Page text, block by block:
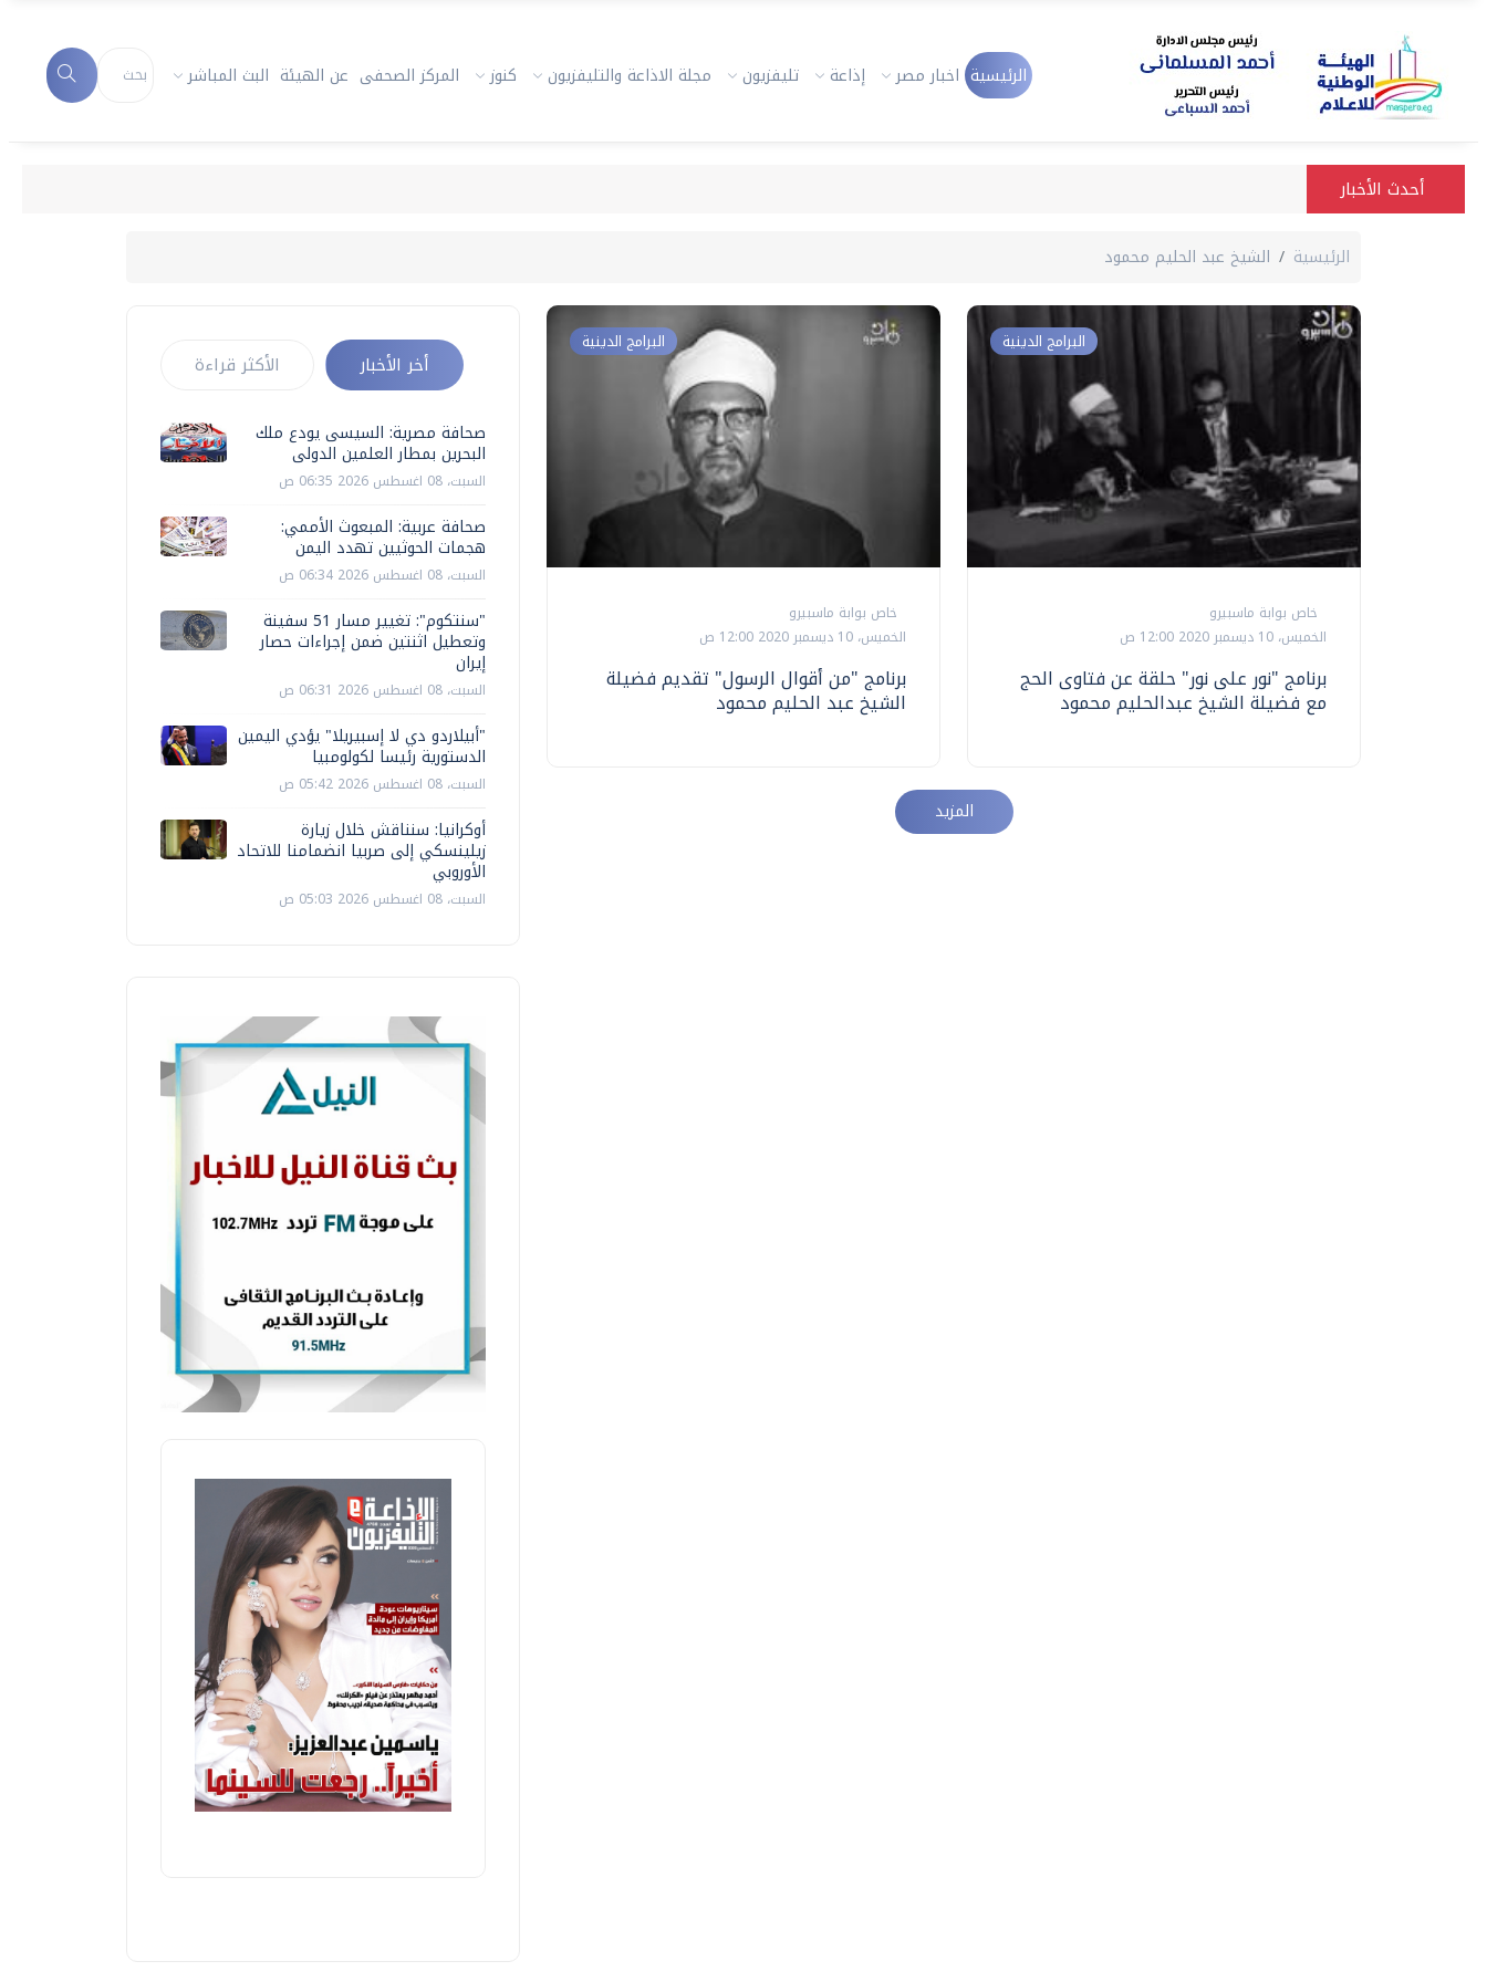
الرئيسية اخبار مصر إذاعة تليفزيون مجلة الاذاعة والتليفزيون كنوز المركز الصحفى عن الهيئة البث المباشر
أحدث الأخبار
الرئيسية الشيخ عبد الحليم محمود
البرامج الدينية
خاص بوابة ماسبيرو
الخميس، 10 ديسمبر 2020 12:00 ص
برنامج "نور على نور" حلقة عن فتاوى الحج
مع فضيلة الشيخ عبدالحليم محمود
البرامج الدينية
خاص بوابة ماسبيرو
الخميس، 10 ديسمبر 2020 12:00 ص
برنامج "من أقوال الرسول" تقديم فضيلة
الشيخ عبد الحليم محمود
المزيد
أخر الأخبار الأكثر قراءة
صحافة مصرية: السيسى يودع ملك
البحرين بمطار العلمين الدولى
السبت، 08 اغسطس 2026 06:35 ص
صحافة عربية: المبعوث الأممي:
هجمات الحوثيين تهدد اليمن
السبت، 08 اغسطس 2026 06:34 ص
"سنتكوم": تغيير مسار 51 سفينة
وتعطيل اثنتين ضمن إجراءات حصار
إيران
السبت، 08 اغسطس 2026 06:31 ص
"أبيلاردو دي لا إسبيريلا" يؤدي اليمين
الدستورية رئيسا لكولومبيا
السبت، 08 اغسطس 2026 05:42 ص
أوكرانيا: سنناقش خلال زيارة
زيلينسكي إلى صربيا انضمامنا للاتحاد
الأوروبي
السبت، 08 اغسطس 2026 05:03 ص